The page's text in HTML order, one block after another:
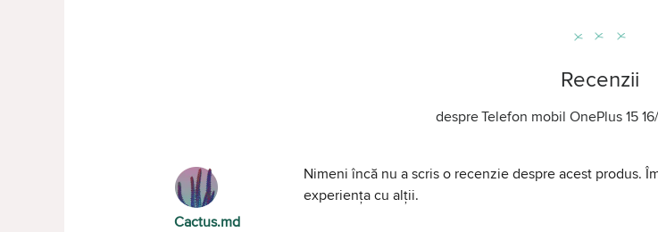
Recenzii
despreTelefon mobil OnePlus 15
Cactus.md
Nimeni încă nu a scris o recenzie despre acest produs.
experiența cu alții.